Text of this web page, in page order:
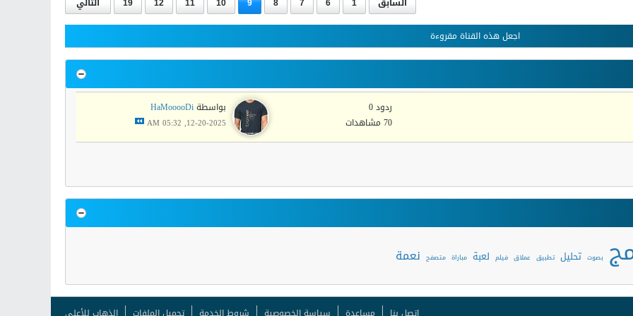
اجعل هذه القناة مقروءة
ردود 0
70 مشاهدات
بواسطةHaMooooDi
12-20-2025, 05:32 AM
بصوت تحليل تطبيق عملاق فيلم لعبة مباراة متصفح نعمة